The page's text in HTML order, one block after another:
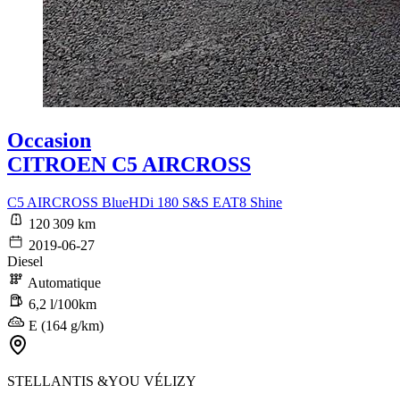
Occasion
CITROEN C5 AIRCROSS
C5 AIRCROSS BlueHDi 180 S&S EAT8 Shine
120 309 km
2019-06-27
Diesel
Automatique
6,2 l/100km
E (164 g/km)
STELLANTIS &YOU VÉLIZY